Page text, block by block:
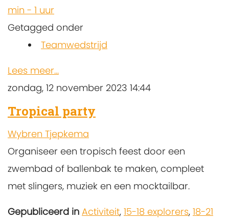
min - 1 uur
Getagged onder
Teamwedstrijd
Lees meer...
zondag, 12 november 2023 14:44
Tropical party
Wybren Tjepkema
Organiseer een tropisch feest door een
zwembad of ballenbak te maken, compleet
met slingers, muziek en een mocktailbar.
Gepubliceerd in Activiteit, 15-18 explorers, 18-21